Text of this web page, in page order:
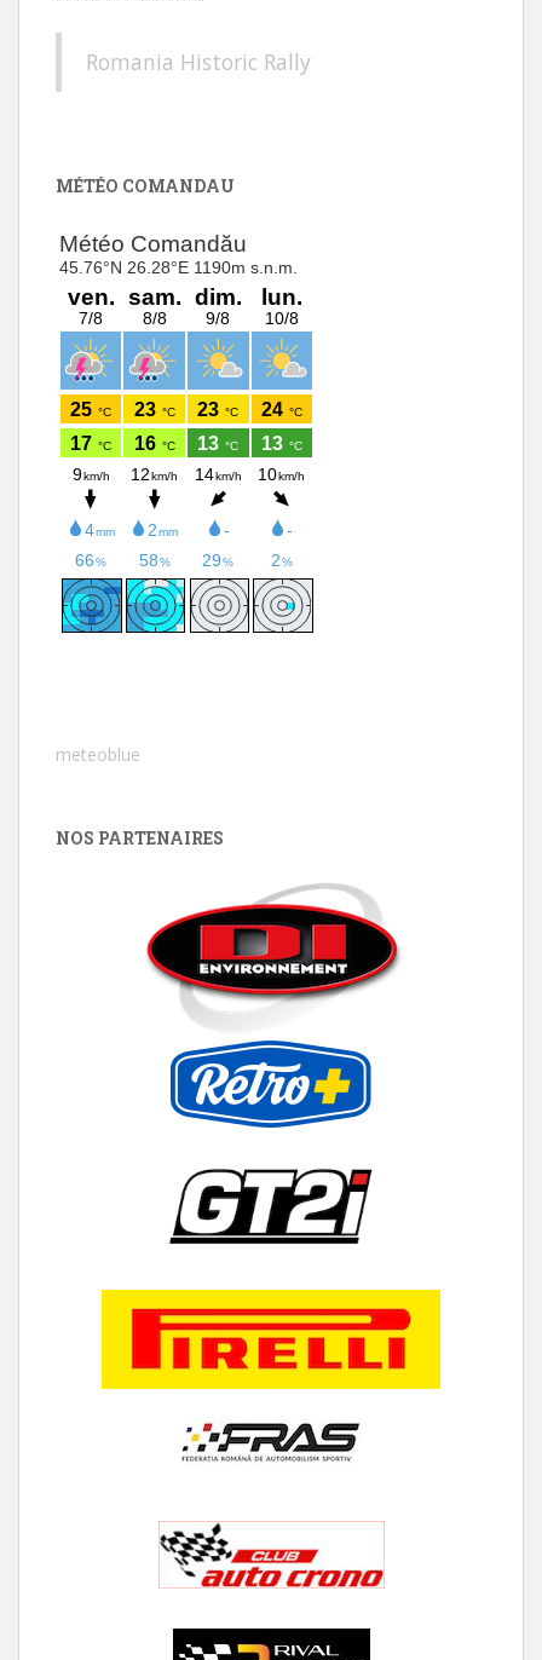
Romania Historic Rally
MÉTÉO COMANDAU
meteoblue
NOS PARTENAIRES